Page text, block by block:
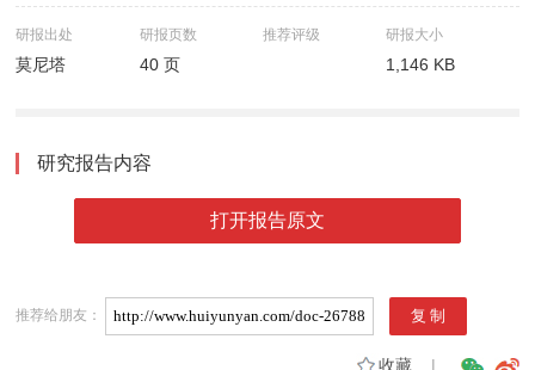
研报出处
莫尼塔
研报页数
40 页
推荐评级 研报大小
1,146 KB
研究报告内容
打开报告原文
推荐给朋友：
收藏|